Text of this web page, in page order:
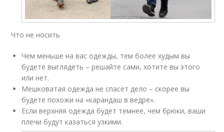
Что не носить
Чем меньше на вас одежды, тем более худым вы
будете выглядеть – решайте сами, хотите вы этого
или нет.
Мешковатая одежда не спасет дело – скорее вы
будете похожи на «карандаш в ведре».
Если верхняя одежда будет темнее, чем брюки, ваши
плечи будут казаться узкими.